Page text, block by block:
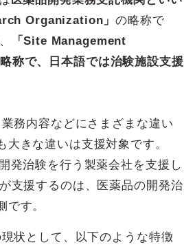
Organization」の略称で
「Site Management
称で、日本語では治験施設支援
務内容などにさまざまな違い
大きな違いは支援対象です。
発治験を行う製薬会社を支援し
支援するのは、医薬品の開発治
です。
状として、以下のような特徴